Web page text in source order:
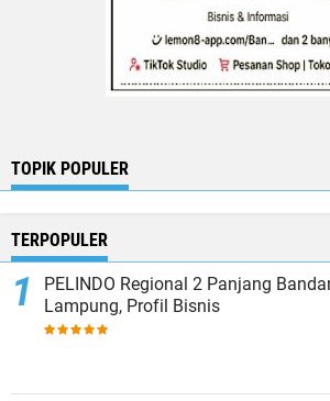
TOPIK POPULER
TERPOPULER
PELINDO Regional 2 Panjang Bandar
Lampung, Profil Bisnis